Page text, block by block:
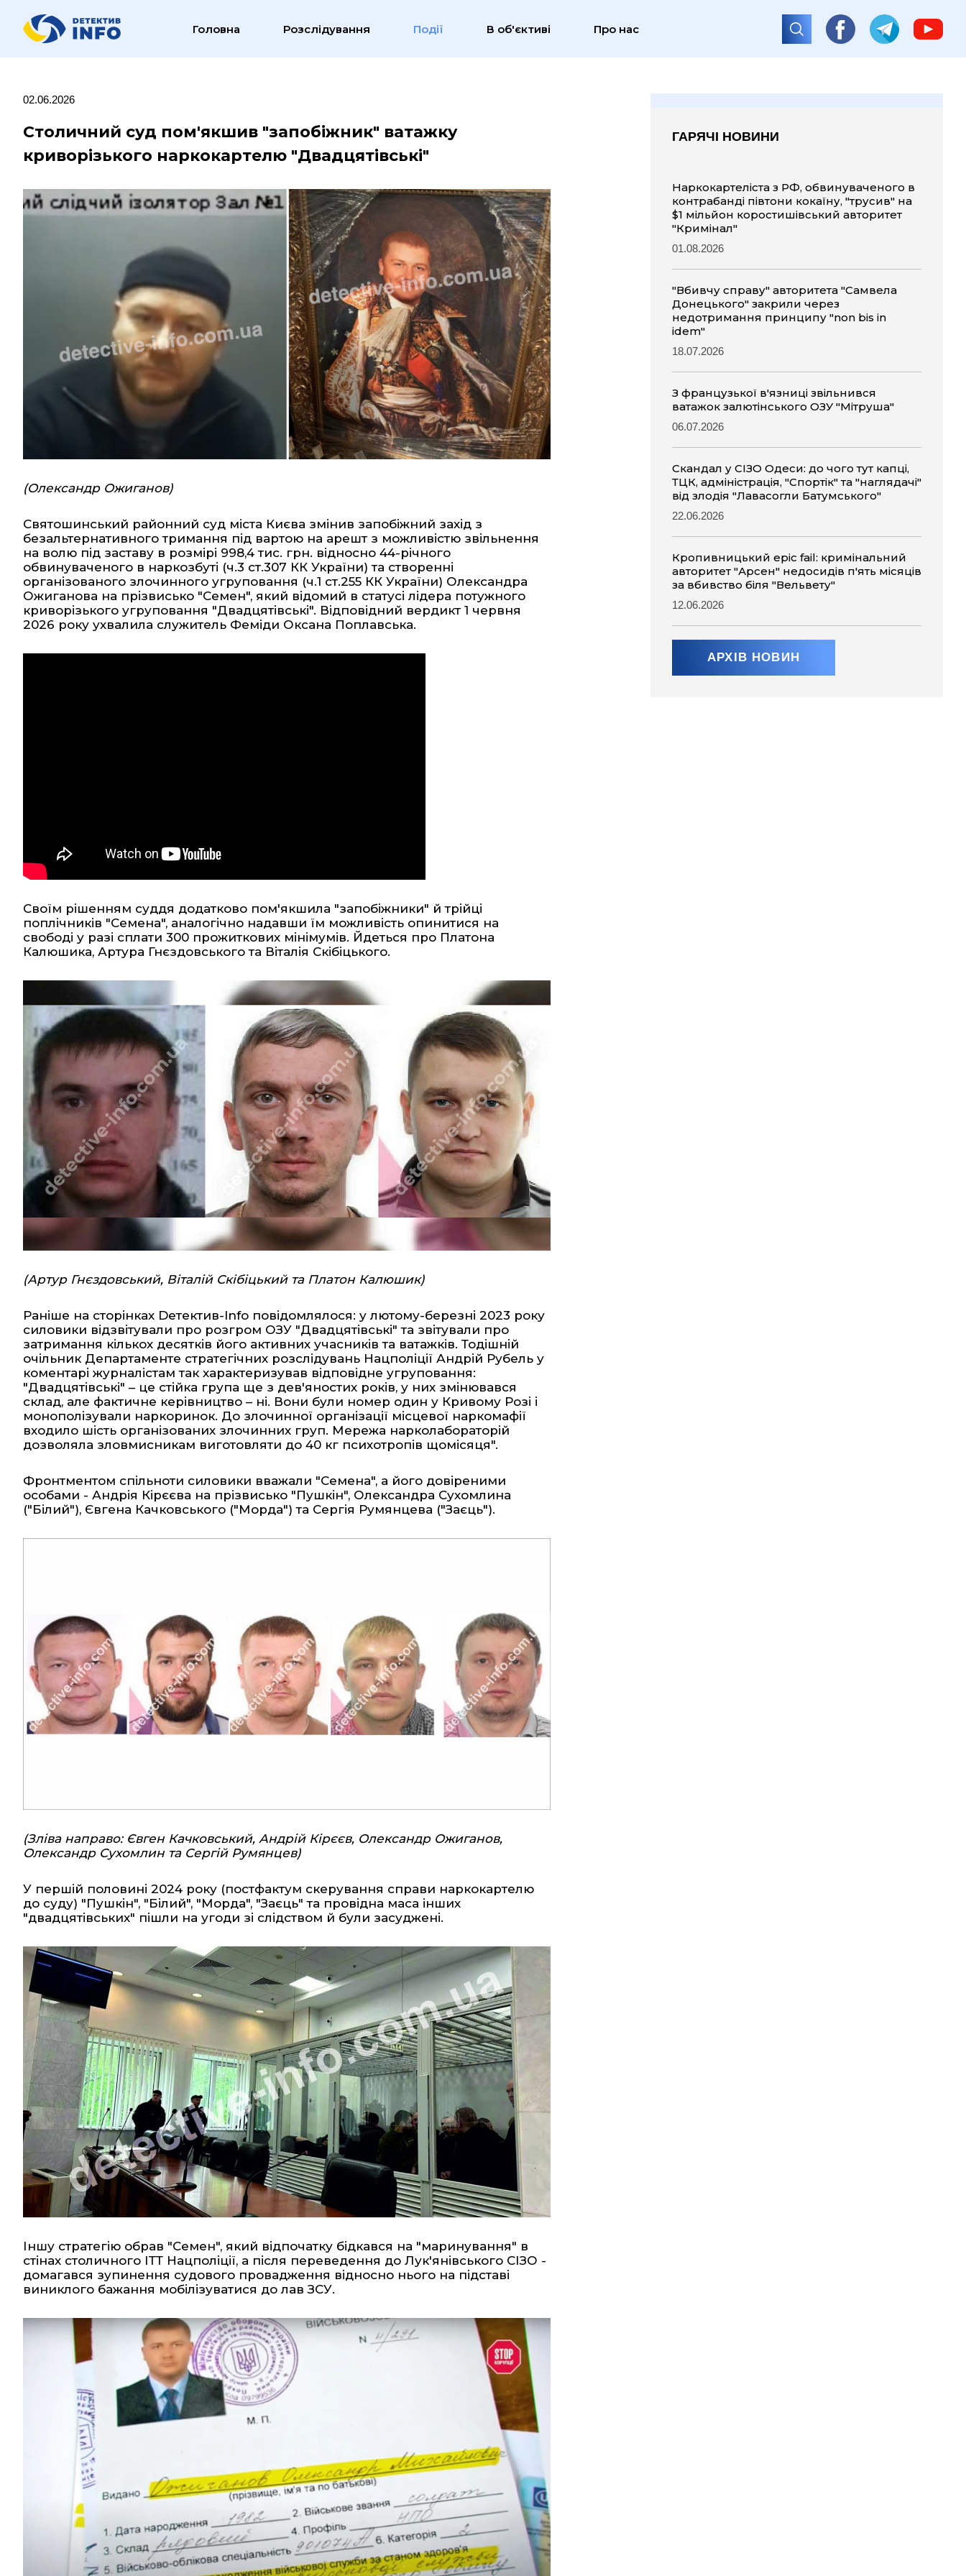
Головна Розслідування Події В об'єктиві Про нас
02.06.2026
Столичний суд пом'якшив "запобіжник" ватажку
криворізького наркокартелю "Двадцятівські"
(Олександр Ожиганов)
Святошинський районний суд міста Києва змінив запобіжний захід з
безальтернативного тримання під вартою на арешт з можливістю звільнення
на волю під заставу в розмірі 998,4 тис. грн. відносно 44-річного
обвинуваченого в наркозбуті (ч.3 ст.307 КК України) та створенні
організованого злочинного угруповання (ч.1 ст.255 КК України) Олександра
Ожиганова на прізвисько "Семен", який відомий в статусі лідера потужного
криворізького угруповання "Двадцятівські". Відповідний вердикт 1 червня
2026 року ухвалила служитель Феміди Оксана Поплавська.
Своїм рішенням суддя додатково пом'якшила "запобіжники" й трійці
поплічників "Семена", аналогічно надавши їм можливість опинитися на
свободі у разі сплати 300 прожиткових мінімумів. Йдеться про Платона
Калюшика, Артура Гнєздовського та Віталія Скібіцького.
(Артур Гнєздовський, Віталій Скібіцький та Платон Калюшик)
Раніше на сторінках Dетектив-Info повідомлялося: у лютому-березні 2023 року
силовики відзвітували про розгром ОЗУ "Двадцятівські" та звітували про
затримання кількох десятків його активних учасників та ватажків. Тодішній
очільник Департаменте стратегічних розслідувань Нацполіції Андрій Рубель у
коментарі журналістам так характеризував відповідне угруповання:
"Двадцятівські" – це стійка група ще з дев'яностих років, у них змінювався
склад, але фактичне керівництво – ні. Вони були номер один у Кривому Розі і
монополізували наркоринок. До злочинної організації місцевої наркомафії
входило шість організованих злочинних груп. Мережа нарколабораторій
дозволяла зловмисникам виготовляти до 40 кг психотропів щомісяця".
Фронтментом спільноти силовики вважали "Семена", а його довіреними
особами - Андрія Кірєєва на прізвисько "Пушкін", Олександра Сухомлина
("Білий"), Євгена Качковського ("Морда") та Сергія Румянцева ("Заєць").
(Зліва направо: Євген Качковський, Андрій Кірєєв, Олександр Ожиганов,
Олександр Сухомлин та Сергій Румянцев)
У першій половині 2024 року (постфактум скерування справи наркокартелю
до суду) "Пушкін", "Білий", "Морда", "Заєць" та провідна маса інших
"двадцятівських" пішли на угоди зі слідством й були засуджені.
Іншу стратегію обрав "Семен", який відпочатку бідкався на "маринування" в
стінах столичного ІТТ Нацполіції, а після переведення до Лук'янівського СІЗО -
домагався зупинення судового провадження відносно нього на підставі
виниклого бажання мобілізуватися до лав ЗСУ.
ГАРЯЧІ НОВИНИ
Наркокартеліста з РФ, обвинуваченого в
контрабанді півтони кокаїну, "трусив" на
$1 мільйон коростишівський авторитет
"Кримінал"
01.08.2026
"Вбивчу справу" авторитета "Самвела
Донецького" закрили через
недотримання принципу "non bis in
idem"
18.07.2026
З французької в'язниці звільнився
ватажок залютінського ОЗУ "Мітруша"
06.07.2026
Скандал у СІЗО Одеси: до чого тут капці,
ТЦК, адміністрація, "Спортік" та "наглядачі"
від злодія "Лавасогли Батумського"
22.06.2026
Кропивницький epic fail: кримінальний
авторитет "Арсен" недосидів п'ять місяців
за вбивство біля "Вельвету"
12.06.2026
АРХІВ НОВИН